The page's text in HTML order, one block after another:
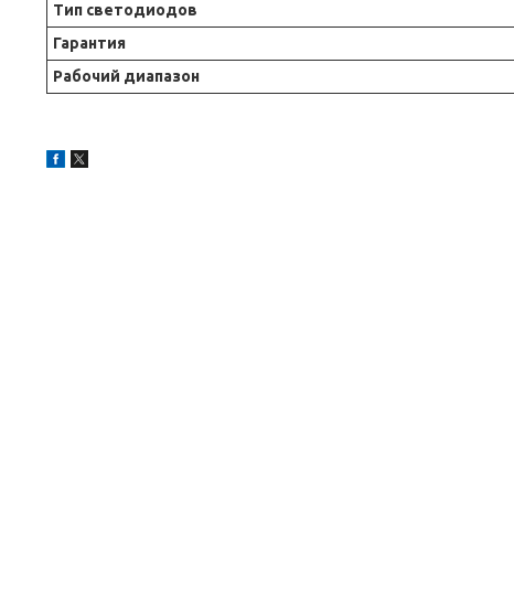
Тип светодиодов
Гарантия
Рабочий диапазон